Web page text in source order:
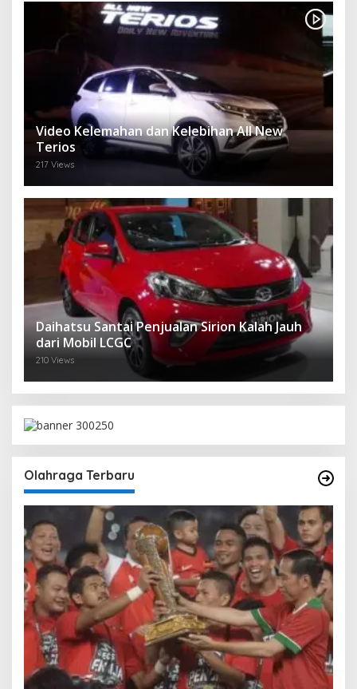
Video Kelemahan dan Kelebihan All New
Terios
217 Views
Daihatsu Santai Penjualan Sirion Kalah Jauh
dari Mobil LCGC
210 Views
Olahraga Terbaru